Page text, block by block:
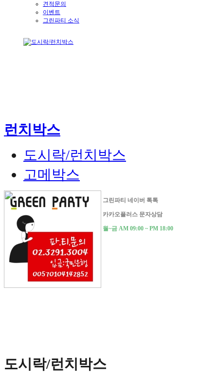
견적문의
이벤트
그린파티 소식
런치박스
도시락/런치박스
고메박스
그린파티 네이버 톡톡
카카오플러스 문자상담
월~금 AM 09:00 ~ PM 18:00
도시락/런치박스